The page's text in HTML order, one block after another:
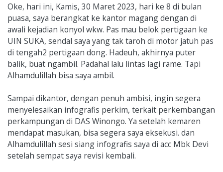
Oke, hari ini, Kamis, 30 Maret 2023, hari ke 8 di bulan
puasa, saya berangkat ke kantor magang dengan di
awali kejadian konyol wkw. Pas mau belok pertigaan ke
UIN SUKA, sendal saya yang tak taroh di motor jatuh pas
di tengah2 pertigaan dong. Hadeuh, akhirnya puter
balik, buat ngambil. Padahal lalu lintas lagi rame. Tapi
Alhamdulillah bisa saya ambil.
Sampai dikantor, dengan penuh ambisi, ingin segera
menyelesaikan infografis perkim, terkait perkembangan
perkampungan di DAS Winongo. Ya setelah kemaren
mendapat masukan, bisa segera saya eksekusi. dan
Alhamdulillah sesi siang infografis saya di acc Mbk Devi
setelah sempat saya revisi kembali.